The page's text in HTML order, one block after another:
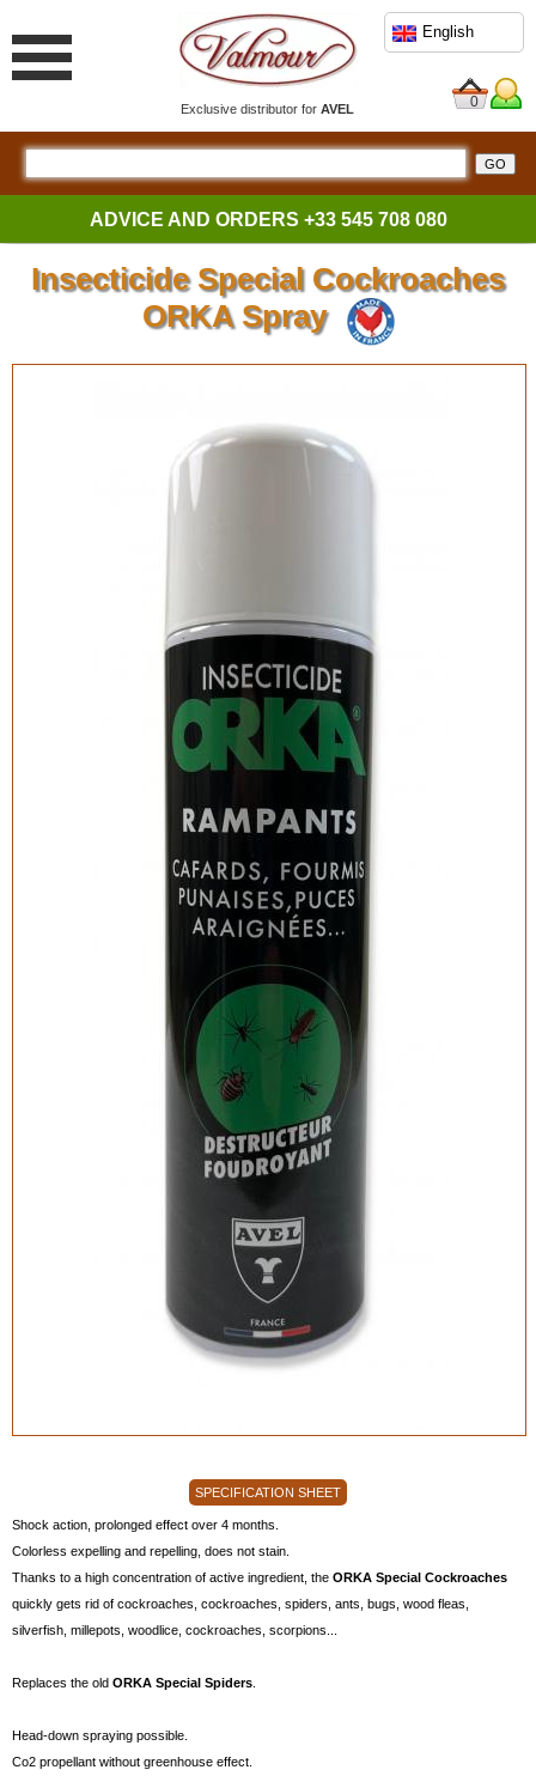
Exclusive distributor forAVEL
English
0
ADVICE AND ORDERS +33 545 708 080
Insecticide Special Cockroaches
ORKA Spray
SPECIFICATION SHEET
Shock action, prolonged effect over 4 months.
Colorless expelling and repelling, does not stain.
Thanks to a high concentration of active ingredient, the ORKA Special Cockroaches
quickly gets rid of cockroaches, cockroaches, spiders, ants, bugs, wood fleas,
silverfish, millepots, woodlice, cockroaches, scorpions...
Replaces the old ORKA Special Spiders
Head-down spraying possible.
Co2 propellant without greenhouse effect.